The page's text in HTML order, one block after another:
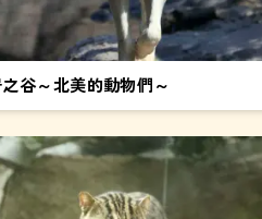
谷～北美的動物們～